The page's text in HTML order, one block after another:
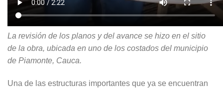
La revisión de los planos y del avance se hizo en el sitio
de la obra, ubicada en uno de los costados del municipio
de Piamonte, Cauca.
Una de las estructuras importantes que ya se encuentran